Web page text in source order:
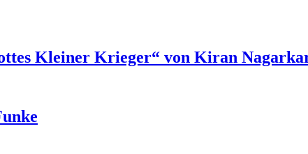
Kleiner Krieger“ von Kiran